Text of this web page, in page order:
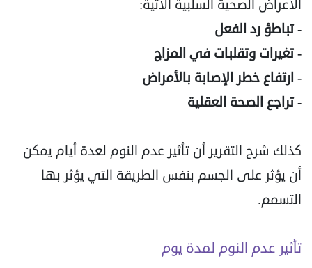
الأعراض الصحية السلبية الآتية:
- تباطؤ رد الفعل
- تغيرات وتقلبات في المزاج
- ارتفاع خطر الإصابة بالأمراض
- تراجع الصحة العقلية
كذلك شرح التقرير أن تأثير عدم النوم لعدة أيام يمكن
أن يؤثر على الجسم بنفس الطريقة التي يؤثر بها
التسمم.
تأثير عدم النوم لمدة يوم